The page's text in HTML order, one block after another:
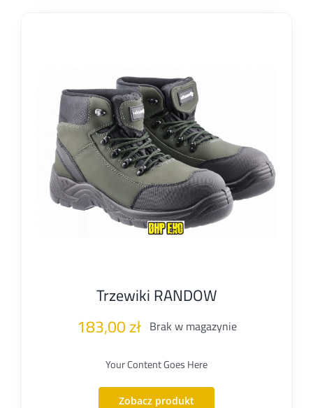
Trzewiki RANDOW
183,00zł Brak w magazynie
Your Content Goes Here
Zobacz produkt